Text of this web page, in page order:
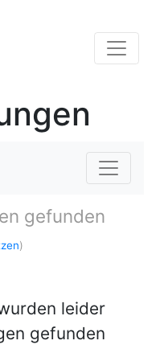
gefunden
)
leider
gefunden